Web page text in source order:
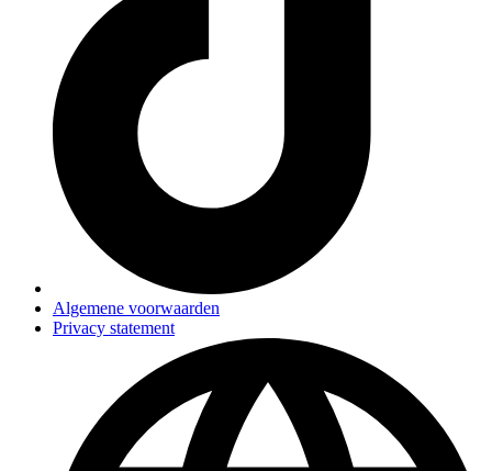
Algemene voorwaarden
Privacy statement